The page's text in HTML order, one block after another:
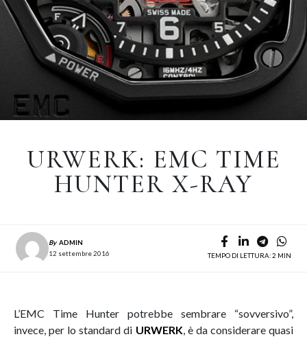
URWERK: EMC TIME
HUNTER X-RAY
By ADMIN
12 settembre 2016
TEMPO DI LETTURA: 2 MIN
L’EMC Time Hunter potrebbe sembrare “sovversivo”,
invece, per lo standard di URWERK, è da considerare quasi